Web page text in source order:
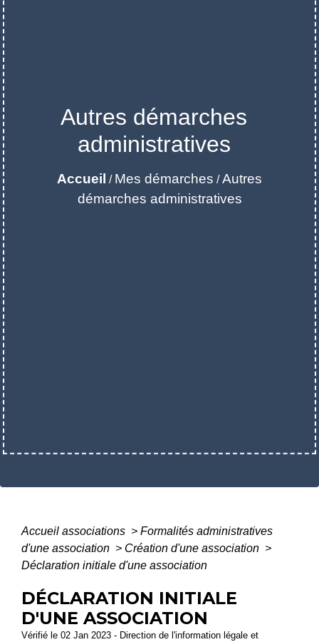
Autres démarches
administratives
Accueil / Mes démarches /Autres
démarches administratives
Accueil associations > Formalités administratives
d'une association > Création d'une association >
Déclaration initiale d'une association
DÉCLARATION INITIALE
D'UNE ASSOCIATION
Vérifié le 02 Jan 2023 - Direction de l'information légale et